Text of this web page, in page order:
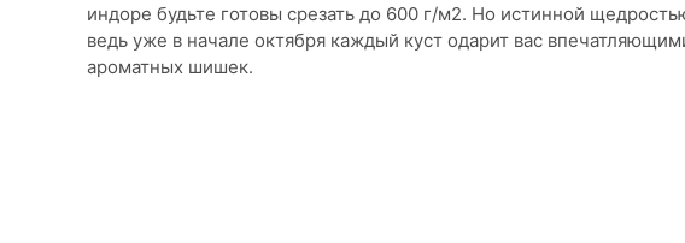
индоре будьте готовы срезать до 600 г/м2. Но истинной
ведь уже в начале октября каждый куст одарит вас
ароматных шишек.